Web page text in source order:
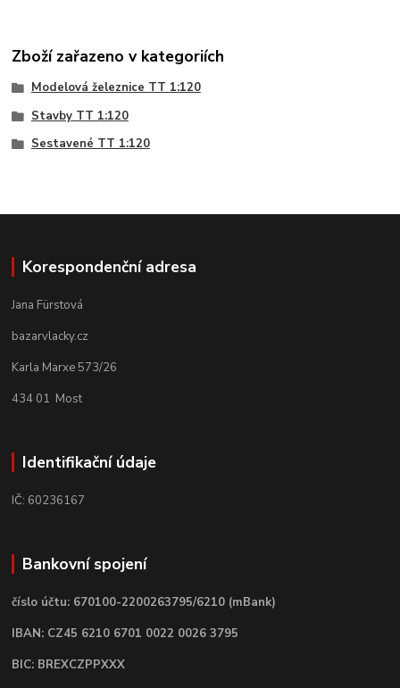
Zboží zařazeno v kategoriích
Modelová železnice TT 1:120
Stavby TT 1:120
Sestavené TT 1:120
Korespondenční adresa
Jana Fürstová
bazarvlacky.cz
Karla Marxe 573/26
434 01 Most
Identifikační údaje
IČ: 60236167
Bankovní spojení
číslo účtu: 670100-2200263795/6210 (mBank)
IBAN: CZ45 6210 6701 0022 0026 3795
BIC: BREXCZPPXXX